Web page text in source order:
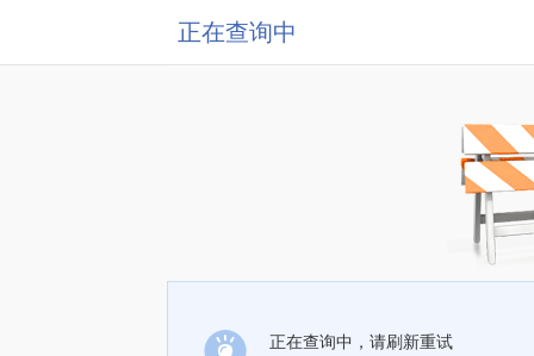
正在查询中
正在查询中，请刷新重试